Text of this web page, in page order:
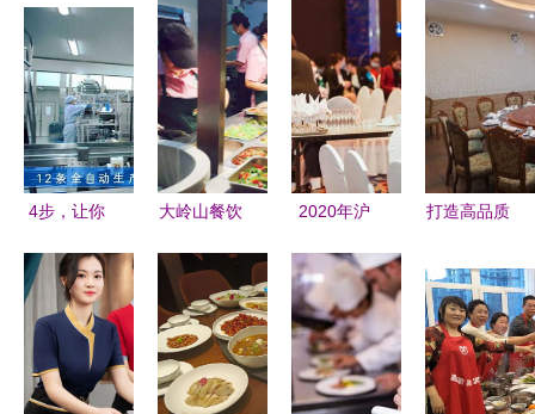
4步，让你
优靠谱的食
品代加工厂
家——餐饮
服务必备指
大岭山餐饮
营养卫生经
济实惠的快
餐配送专家
2020年沪
服务行业折
花摆台技能
邀请赛在奉
圆满落幕
打造高品质
务的关键要
素